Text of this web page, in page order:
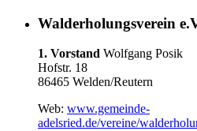
Walderholungsverein
1. Vorstand Wolfgang Posik
Hofstr. 18
86465 Welden/Reutern
Web: www.gemeinde-
adelsried.de/vereine/